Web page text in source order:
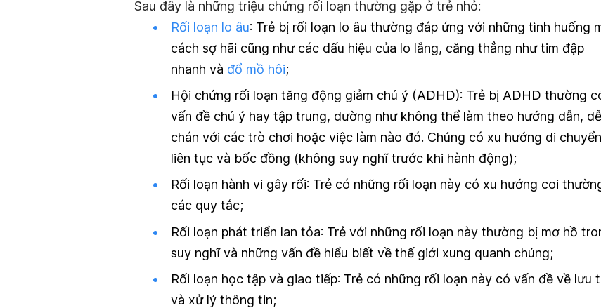
Sau đây là những triệu chứng rối loạn thường gặp ở trẻ nhỏ:
Rối loạn lo âu: Trẻ bị rối loạn lo âu thường đáp ứng với những tình huống
cách sợ hãi cũng như các dấu hiệu của lo lắng, căng thẳng như tim đập
nhanh và đổ mồ hôi;
Hội chứng rối loạn tăng động giảm chú ý (ADHD): Trẻ bị ADHD thường
vấn đề chú ý hay tập trung, dường như không thể làm theo hướng dẫn, dễ
chán với các trò chơi hoặc việc làm nào đó. Chúng có xu hướng di chuyển
liên tục và bốc đồng (không suy nghĩ trước khi hành động);
Rối loạn hành vi gây rối: Trẻ có những rối loạn này có xu hướng coi
các quy tắc;
Rối loạn phát triển lan tỏa: Trẻ với những rối loạn này thường bị mơ hồ
suy nghĩ và những vấn đề hiểu biết về thế giới xung quanh chúng;
Rối loạn học tập và giao tiếp: Trẻ có những rối loạn này có vấn đề về lưu
và xử lý thông tin;